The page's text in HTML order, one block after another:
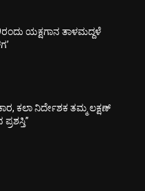
ಯಕ್ಷಗಾನ ತಾಳಮದ್ದಳೆ
ಕಲಾ ನಿರ್ದೇಶಕ ತಮ್ಮ ಲಕ್ಷಣ್